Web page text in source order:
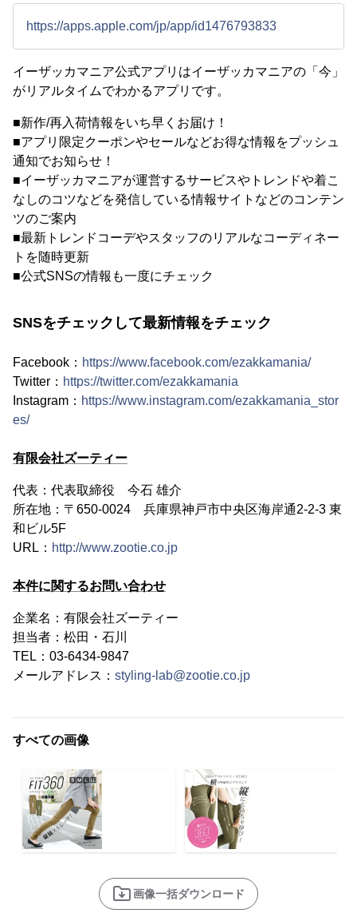
https://apps.apple.com/jp/app/id1476793833
イーザッカマニア公式アプリはイーザッカマニアの「今」
がリアルタイムでわかるアプリです。
■新作/再入荷情報をいち早くお届け！
■アプリ限定クーポンやセールなどお得な情報をプッシュ
通知でお知らせ！
■イーザッカマニアが運営するサービスやトレンドや着こ
なしのコツなどを発信している情報サイトなどのコンテン
ツのご案内
■最新トレンドコーデやスタッフのリアルなコーディネー
トを随時更新
■公式SNSの情報も一度にチェック
SNSをチェックして最新情報をチェック
Facebook： https://www.facebook.com/ezakkamania/
Twitter： https://twitter.com/ezakkamania
Instagram： https://www.instagram.com/ezakkamania_stor
es/
有限会社ズーティー
代表：代表取締役 今石 雄介
所在地：〒650-0024 兵庫県神戸市中央区海岸通2-2-3 東
和ビル5F
URL： http://www.zootie.co.jp
本件に関するお問い合わせ
企業名：有限会社ズーティー
担当者：松田・石川
TEL：03-6434-9847
メールアドレス： styling-lab@zootie.co.jp
すべての画像
画像一括ダウンロード